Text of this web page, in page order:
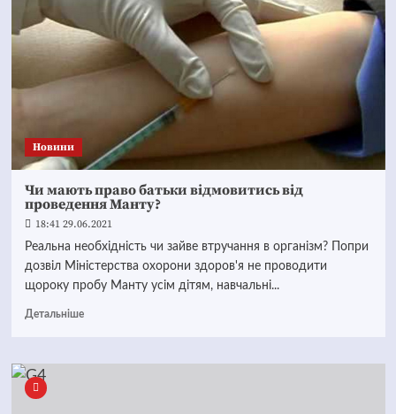
Новини
Чи мають право батьки відмовитись від
проведення Манту?
18:41 29.06.2021
Реальна необхідність чи зайве втручання в організм? Попри
дозвіл Міністерства охорони здоров'я не проводити
щороку пробу Манту усім дітям, навчальні...
Детальніше